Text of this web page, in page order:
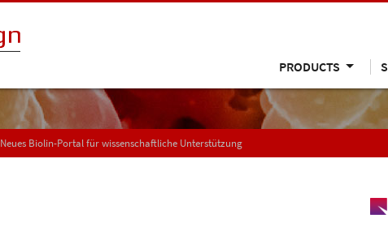
PRODUCTS
Neues Biolin-Portal für wissenschaftliche Unterstützung